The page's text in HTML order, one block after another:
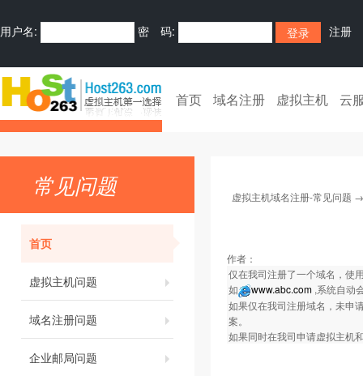
用户名: 密 码: 注册
首页 域名注册 虚拟主机 云
常见问题
首页
虚拟主机问题
域名注册问题
企业邮局问题
虚拟主机域名注册-常见问题
作者：
仅在我司注册了一个域名，使
如
www.abc.com ,系统自动
如果仅在我司注册域名，未申
案。
如果同时在我司申请虚拟主